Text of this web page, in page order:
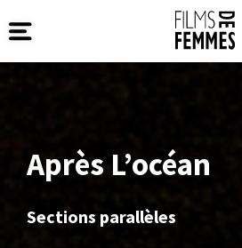
Après L’océan
Sections parallèles